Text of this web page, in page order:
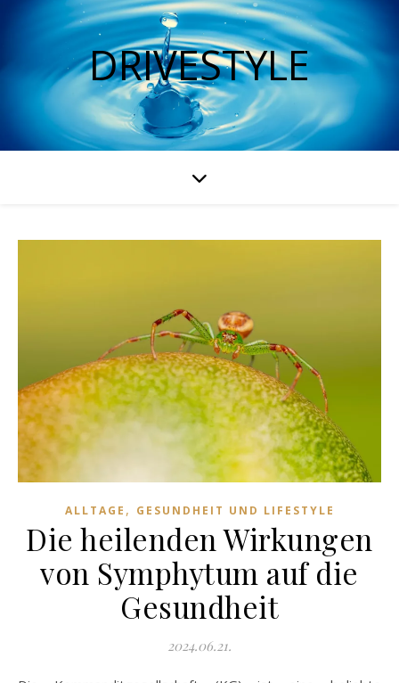
DRIVESTYLE
ALLTAGE , GESUNDHEIT UND LIFESTYLE
Die heilenden Wirkungen
von Symphytum auf die
Gesundheit
2024.06.21.